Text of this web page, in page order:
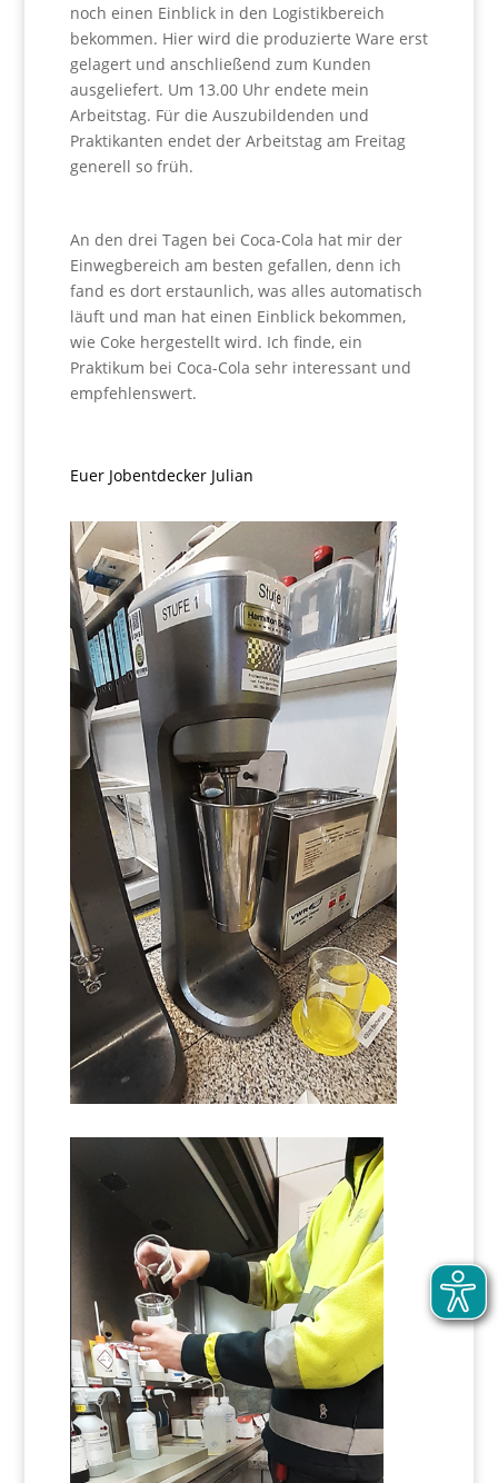
noch einen Einblick in den Logistikbereich
bekommen. Hier wird die produzierte Ware erst
gelagert und anschließend zum Kunden
ausgeliefert. Um 13.00 Uhr endete mein
Arbeitstag. Für die Auszubildenden und
Praktikanten endet der Arbeitstag am Freitag
generell so früh.
An den drei Tagen bei Coca-Cola hat mir der
Einwegbereich am besten gefallen, denn ich
fand es dort erstaunlich, was alles automatisch
läuft und man hat einen Einblick bekommen,
wie Coke hergestellt wird. Ich finde, ein
Praktikum bei Coca-Cola sehr interessant und
empfehlenswert.
Euer Jobentdecker Julian